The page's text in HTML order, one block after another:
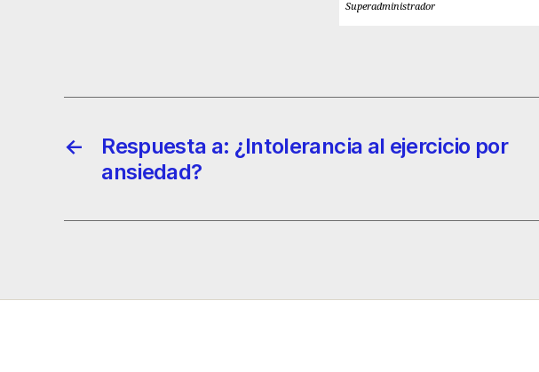
Superadministrador
←
Respuesta a: ¿Intolerancia al ejercicio por
ansiedad?